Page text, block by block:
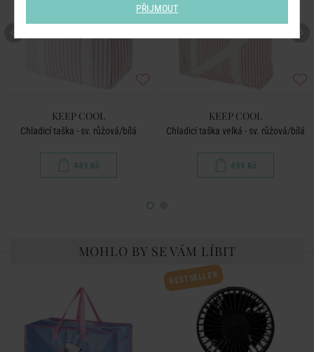
KEEP COOL
Chladicí taška - sv. růžová/bílá
449 Kč
KEEP COOL
Chladicí taška velká - sv. růžová/bílá
499 Kč
MOHLO BY SE VÁM LÍBIT
BESTSELLER
PŘIJMOUT